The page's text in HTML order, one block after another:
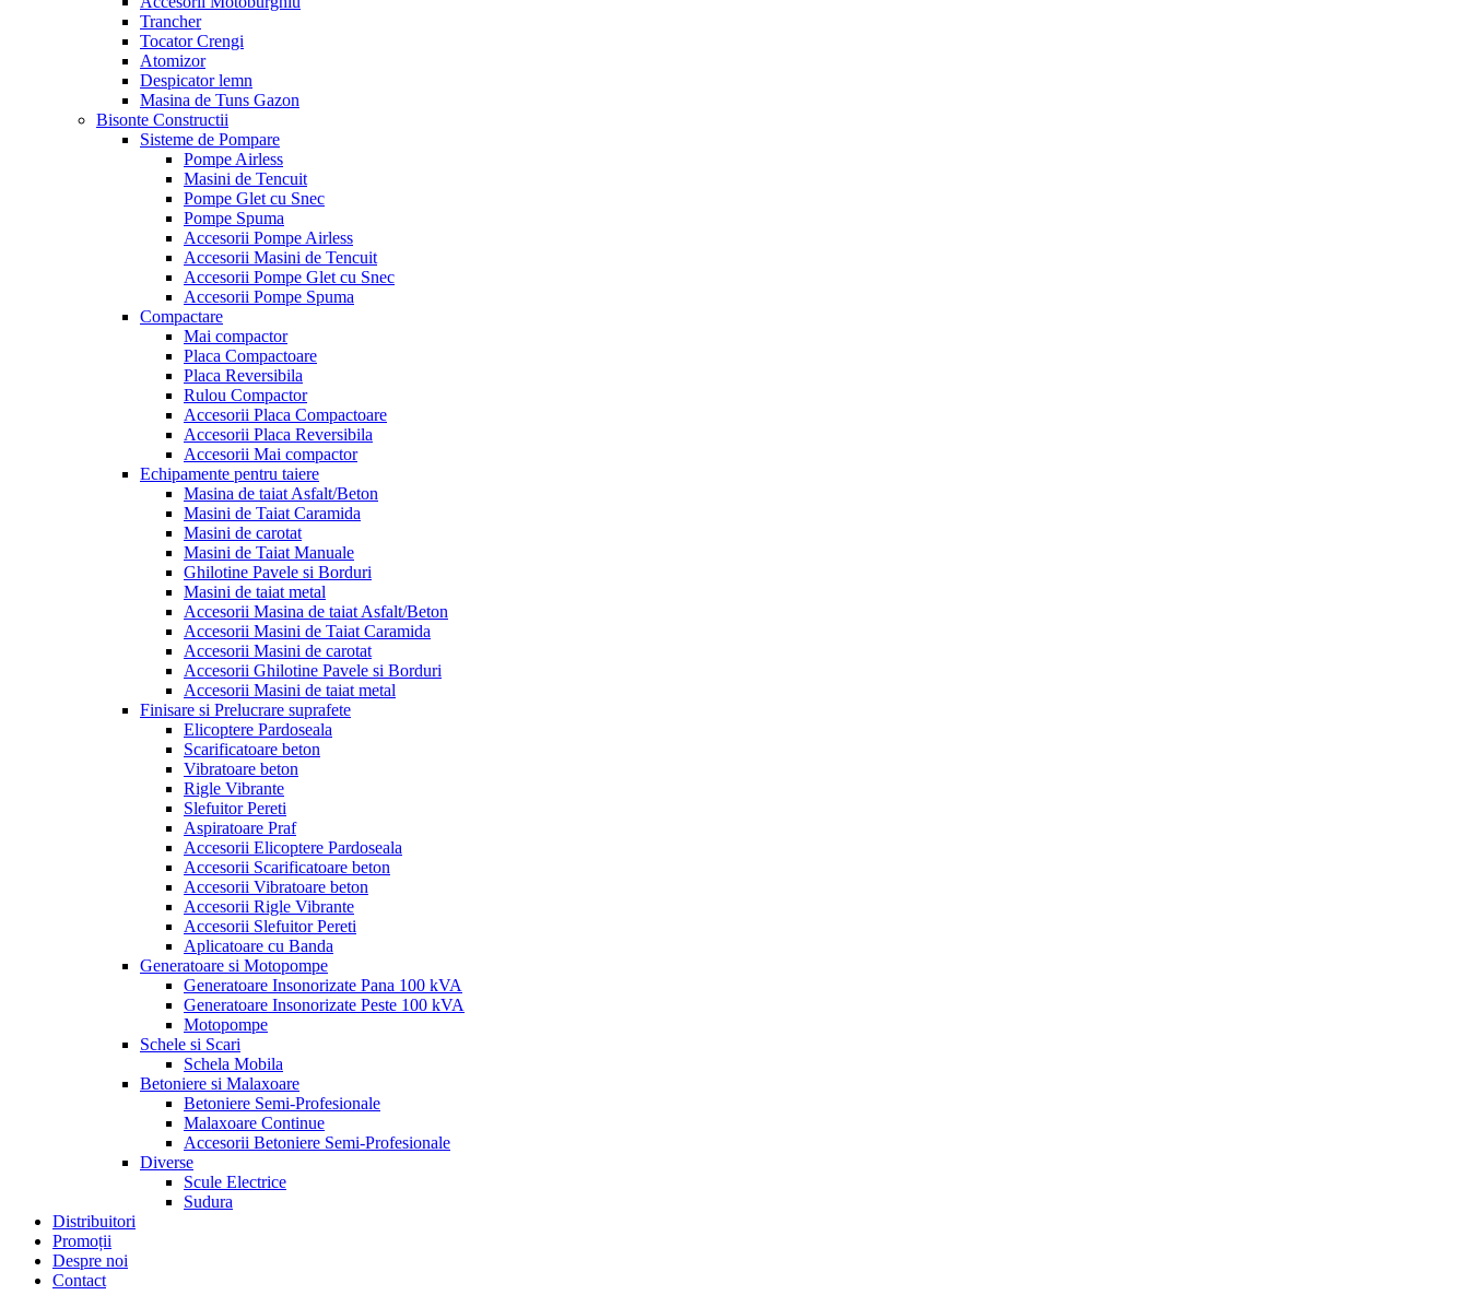
Trancher
Tocator Crengi
Atomizor
Despicator lemn
Masina de Tuns Gazon
Bisonte Constructii
Sisteme de Pompare
Pompe Airless
Masini de Tencuit
Pompe Glet cu Snec
Pompe Spuma
Accesorii Pompe Airless
Accesorii Masini de Tencuit
Accesorii Pompe Glet cu Snec
Accesorii Pompe Spuma
Compactare
Mai compactor
Placa Compactoare
Placa Reversibila
Rulou Compactor
Accesorii Placa Compactoare
Accesorii Placa Reversibila
Accesorii Mai compactor
Echipamente pentru taiere
Masina de taiat Asfalt/Beton
Masini de Taiat Caramida
Masini de carotat
Masini de Taiat Manuale
Ghilotine Pavele si Borduri
Masini de taiat metal
Accesorii Masina de taiat Asfalt/Beton
Accesorii Masini de Taiat Caramida
Accesorii Masini de carotat
Accesorii Ghilotine Pavele si Borduri
Accesorii Masini de taiat metal
Finisare si Prelucrare suprafete
Elicoptere Pardoseala
Scarificatoare beton
Vibratoare beton
Rigle Vibrante
Slefuitor Pereti
Aspiratoare Praf
Accesorii Elicoptere Pardoseala
Accesorii Scarificatoare beton
Accesorii Vibratoare beton
Accesorii Rigle Vibrante
Accesorii Slefuitor Pereti
Aplicatoare cu Banda
Generatoare si Motopompe
Generatoare Insonorizate Pana 100 kVA
Generatoare Insonorizate Peste 100 kVA
Motopompe
Schele si Scari
Schela Mobila
Betoniere si Malaxoare
Betoniere Semi-Profesionale
Malaxoare Continue
Accesorii Betoniere Semi-Profesionale
Diverse
Scule Electrice
Sudura
Distribuitori
Promoții
Despre noi
Contact